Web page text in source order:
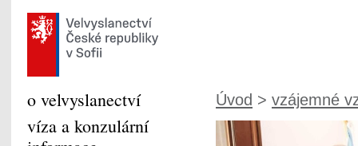
Úvod > vzájemné
o velvyslanectví
víza a konzulární